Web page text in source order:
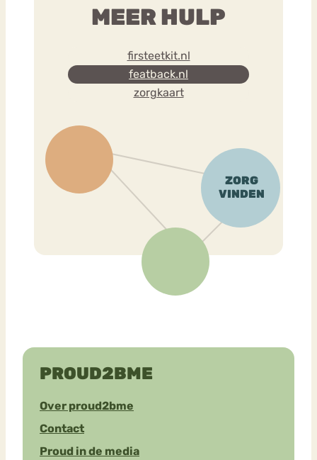
MEER HULP
firsteetkit.nl
featback.nl
zorgkaart
PROUD2BME
Over proud2bme
Contact
Proud in de media